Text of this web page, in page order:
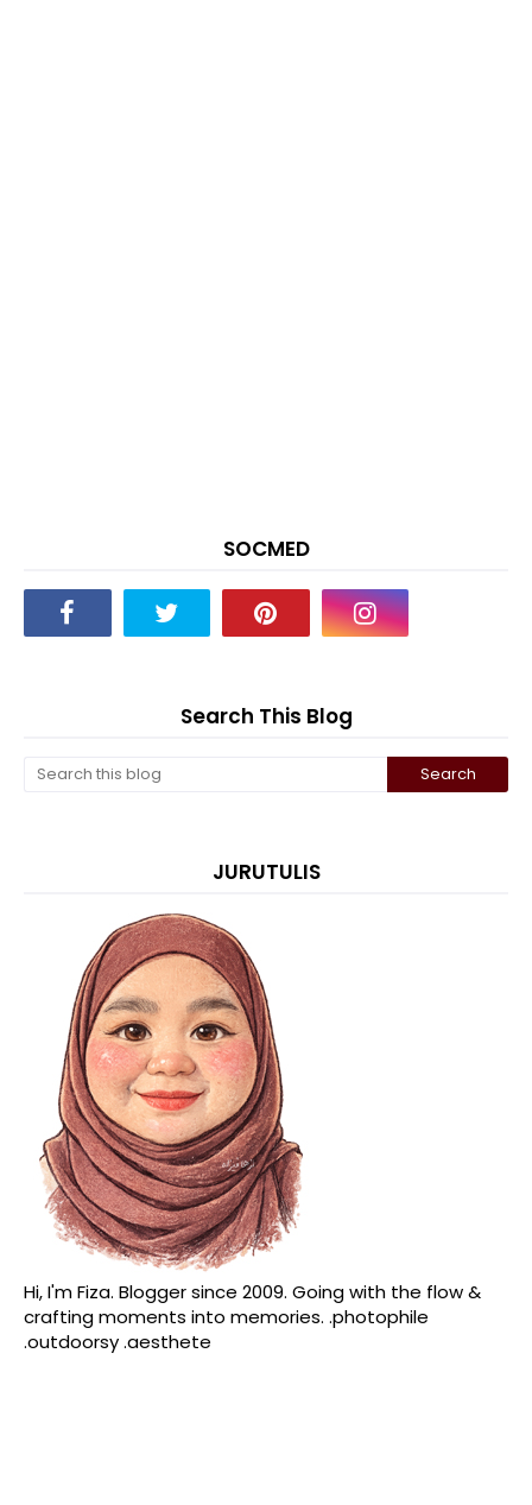
SOCMED
Search This Blog
JURUTULIS
Hi, I'm Fiza. Blogger since 2009. Going with the flow &
crafting moments into memories. .photophile
.outdoorsy .aesthete